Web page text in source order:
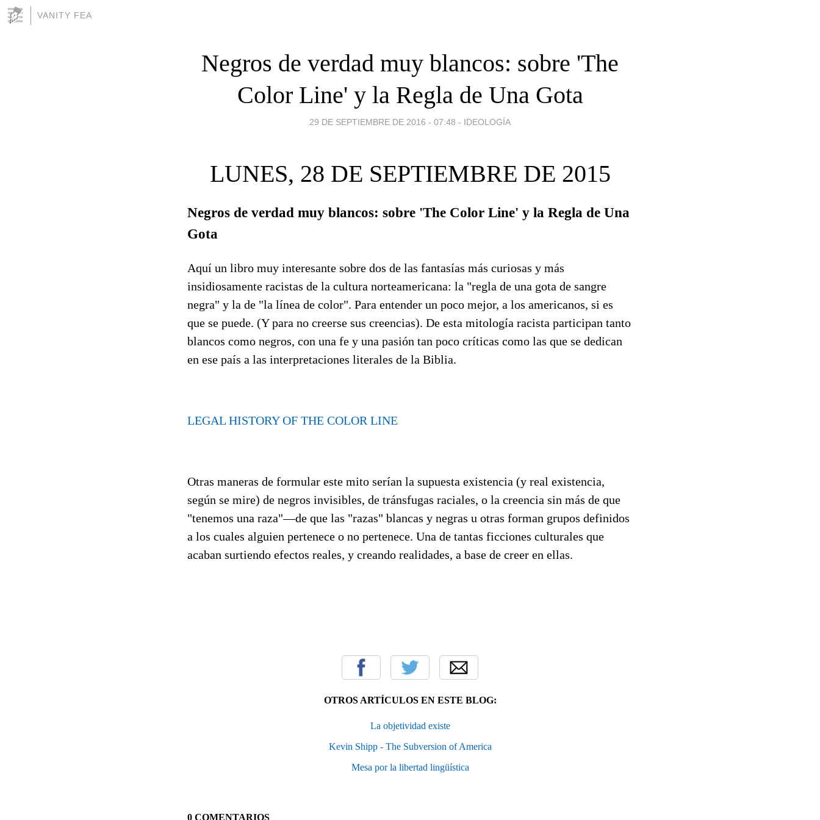
VANITY FEA
Negros de verdad muy blancos: sobre 'The
Color Line' y la Regla de Una Gota
29 DE SEPTIEMBRE DE 2016 - 07:48 - IDEOLOGÍA
LUNES, 28 DE SEPTIEMBRE DE 2015
Negros de verdad muy blancos: sobre 'The Color Line' y la Regla de Una
Gota
Aquí un libro muy interesante sobre dos de las fantasías más curiosas y más
insidiosamente racistas de la cultura norteamericana: la "regla de una gota de sangre
negra" y la de "la línea de color". Para entender un poco mejor, a los americanos, si es
que se puede. (Y para no creerse sus creencias). De esta mitología racista participan tanto
blancos como negros, con una fe y una pasión tan poco críticas como las que se dedican
en ese país a las interpretaciones literales de la Biblia.
LEGAL HISTORY OF THE COLOR LINE
Otras maneras de formular este mito serían la supuesta existencia (y real existencia,
según se mire) de negros invisibles, de tránsfugas raciales, o la creencia sin más de que
"tenemos una raza"—de que las "razas" blancas y negras u otras forman grupos definidos
a los cuales alguien pertenece o no pertenece. Una de tantas ficciones culturales que
acaban surtiendo efectos reales, y creando realidades, a base de creer en ellas.
OTROS ARTÍCULOS EN ESTE BLOG:
La objetividad existe
Kevin Shipp - The Subversion of America
Mesa por la libertad lingüística
0 COMENTARIOS